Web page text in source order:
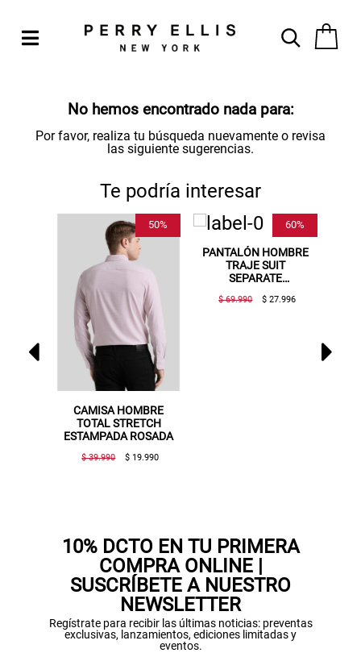
No hemos encontrado nada para:
Por favor, realiza tu búsqueda nuevamente o revisa
las siguiente sugerencias.
Te podría interesar
50%
CAMISA HOMBRE
TOTAL STRETCH
ESTAMPADA ROSADA
$ 39.990 $ 19.990
60%
PANTALÓN HOMBRE
TRAJE SUIT
SEPARATE
MEDIO
$ 69.990 $ 27.996
10% DCTO EN TU PRIMERA
COMPRA ONLINE |
SUSCRÍBETE A NUESTRO
NEWSLETTER
Regístrate para recibir las últimas noticias: preventas
exclusivas, lanzamientos, ediciones limitadas y
eventos.
SUSPE01